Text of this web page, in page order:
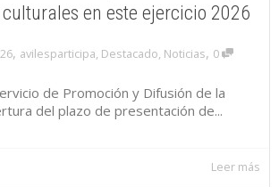
en este ejercicio 2026
, avilesparticipa, Destacado, Noticias, 0
de Promoción y Difusión de la
del plazo de presentación de...
Leer más